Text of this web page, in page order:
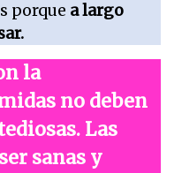
porque a largo
la
no deben
Las
sanas y